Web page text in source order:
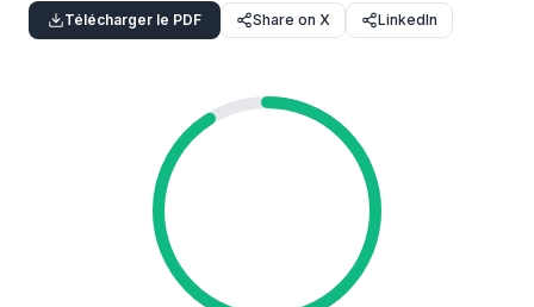
Télécharger le PDF Share on X LinkedIn